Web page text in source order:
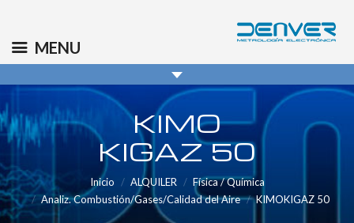
info@denver.es
KIMO
KIGAZ 50
Inicio ALQUILER
Física / Química
Analiz. Combustión/Gases/Calidad del Aire
KIMOKIGAZ 50
MENU